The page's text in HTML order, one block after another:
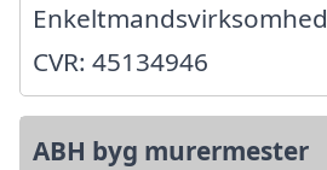
Enkeltmandsvirksomhed
CVR: 45134946
ABH byg murermester